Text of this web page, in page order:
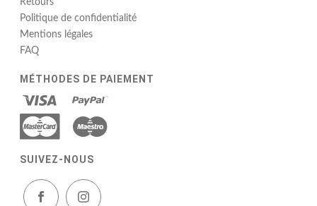
Retours
Politique de confidentialité
Mentions légales
FAQ
MÉTHODES DE PAIEMENT
SUIVEZ-NOUS